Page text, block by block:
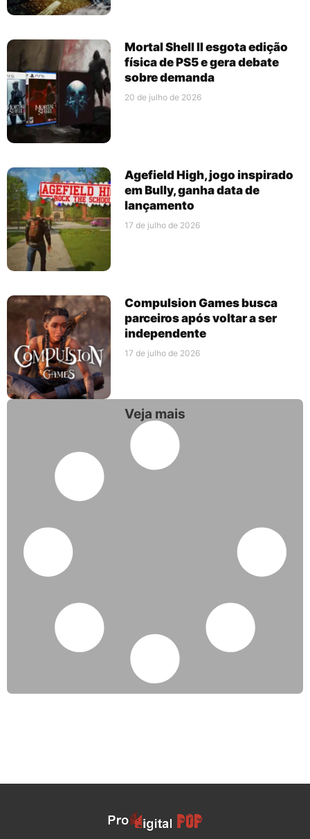
Mortal Shell II esgota edição
física de PS5 e gera debate
sobre demanda
20 de julho de 2026
Agefield High, jogo inspirado
em Bully, ganha data de
lançamento
17 de julho de 2026
Compulsion Games busca
parceiros após voltar a ser
independente
17 de julho de 2026
Veja mais